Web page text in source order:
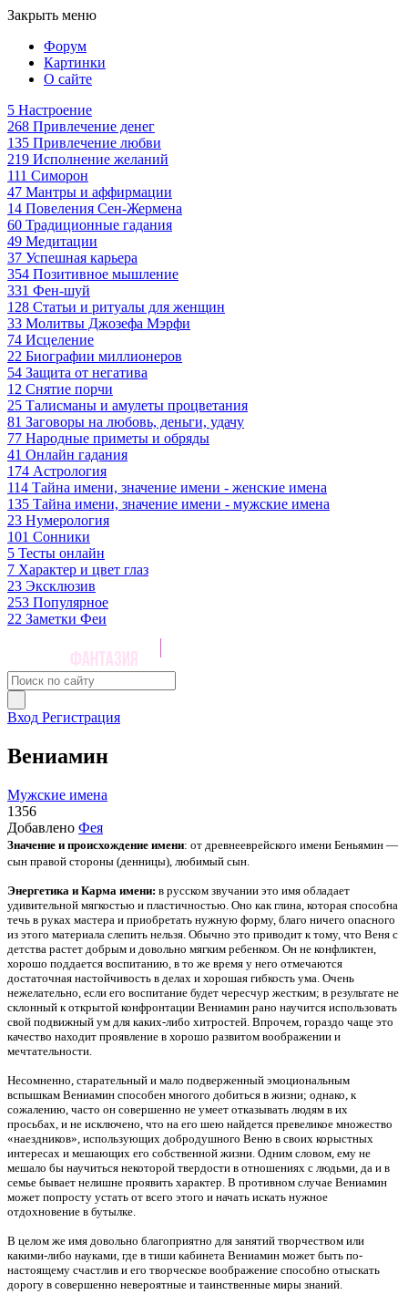
Закрыть меню
Форум
Картинки
О сайте
5 Настроение
268 Привлечение денег
135 Привлечение любви
219 Исполнение желаний
111 Симорон
47 Мантры и аффирмации
14 Повеления Сен-Жермена
60 Традиционные гадания
49 Медитации
37 Успешная карьера
354 Позитивное мышление
331 Фен-шуй
128 Статьи и ритуалы для женщин
33 Молитвы Джозефа Мэрфи
74 Исцеление
22 Биографии миллионеров
54 Защита от негатива
12 Снятие порчи
25 Талисманы и амулеты процветания
81 Заговоры на любовь, деньги, удачу
77 Народные приметы и обряды
41 Онлайн гадания
174 Астрология
114 Тайна имени, значение имени - женские имена
135 Тайна имени, значение имени - мужские имена
23 Нумерология
101 Сонники
5 Тесты онлайн
7 Характер и цвет глаз
23 Эксклюзив
253 Популярное
22 Заметки Феи
Вход Регистрация
Вениамин
Мужские имена
1356
Добавлено Фея
Значение и происхождение имени: от древнееврейского имени Беньямин —
сын правой стороны (денницы), любимый сын.
Энергетика и Карма имени: в русском звучании это имя обладает
удивительной мягкостью и пластичностью. Оно как глина, которая способна
течь в руках мастера и приобретать нужную форму, благо ничего опасного
из этого материала слепить нельзя. Обычно это приводит к тому, что Веня с
детства растет добрым и довольно мягким ребенком. Он не конфликтен,
хорошо поддается воспитанию, в то же время у него отмечаются
достаточная настойчивость в делах и хорошая гибкость ума. Очень
нежелательно, если его воспитание будет чересчур жестким; в результате не
склонный к открытой конфронтации Вениамин рано научится использовать
свой подвижный ум для каких-либо хитростей. Впрочем, гораздо чаще это
качество находит проявление в хорошо развитом воображении и
мечтательности.
Несомненно, старательный и мало подверженный эмоциональным
вспышкам Вениамин способен многого добиться в жизни; однако, к
сожалению, часто он совершенно не умеет отказывать людям в их
просьбах, и не исключено, что на его шею найдется превеликое множество
«наездников», использующих добродушного Веню в своих корыстных
интересах и мешающих его собственной жизни. Одним словом, ему не
мешало бы научиться некоторой твердости в отношениях с людьми, да и в
семье бывает нелишне проявить характер. В противном случае Вениамин
может попросту устать от всего этого и начать искать нужное
отдохновение в бутылке.
В целом же имя довольно благоприятно для занятий творчеством или
какими-либо науками, где в тиши кабинета Вениамин может быть по-
настоящему счастлив и его творческое воображение способно отыскать
дорогу в совершенно невероятные и таинственные миры знаний.